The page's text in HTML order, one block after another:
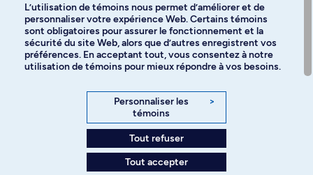
Langues
Facebook Instagram
YouTube
L’utilisation de témoins nous permet d’améliorer et de
personnaliser votre expérience Web. Certains témoins
sont obligatoires pour assurer le fonctionnement et la
sécurité du site Web, alors que d’autres enregistrent vos
préférences. En acceptant tout, vous consentez à notre
utilisation de témoins pour mieux répondre à vos besoins.
Personnaliser les
témoins
>
Tout refuser
Tout accepter